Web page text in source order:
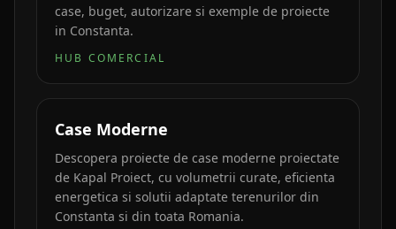
case, buget, autorizare si exemple de proiecte
in Constanta.
HUB COMERCIAL
Case Moderne
Descopera proiecte de case moderne proiectate
de Kapal Proiect, cu volumetrii curate, eficienta
energetica si solutii adaptate terenurilor din
Constanta si din toata Romania.